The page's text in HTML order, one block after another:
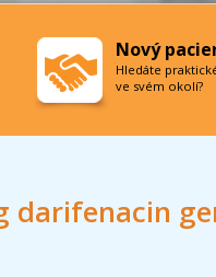
darifenacin
Nový
Hledáte
ve svém okolí?